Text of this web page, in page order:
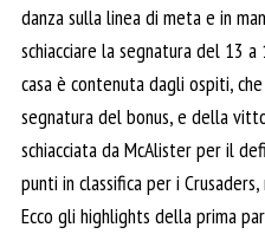
danza sulla linea di meta e in
schiacciare la segnatura del 13
casa è contenuta dagli ospiti,
segnatura del bonus, e della
schiacciata da McAlister per il
punti in classifica per i
Ecco gli highlights della prima